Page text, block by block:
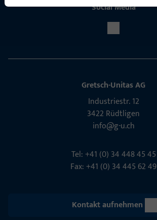
Social Media
Gretsch-Unitas AG
Indu­s­triestr. 12
3422 Rüdt­ligen
info@g-u.ch
Tel: +41 (0) 34 448 45 45
Fax: +41 (0) 34 445 62 49
Kontakt aufnehmen